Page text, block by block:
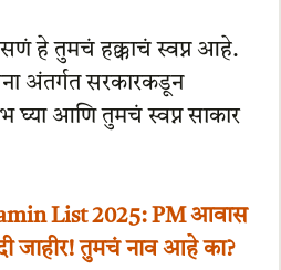
हे तुमचं हक्काचं स्वप्न आहे.
अंतर्गत सरकारकडून
घ्या आणि तुमचं स्वप्न साकार
List 2025: PM आवास
जाहीर! तुमचं नाव आहे का?